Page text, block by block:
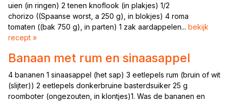
uien (in ringen) 2 tenen knoflook (in plakjes) 1/2
chorizo ((Spaanse worst, a 250 g), in blokjes) 4 roma
tomaten ((bak 750 g), in parten) 1 zak aardappelen... bekijk
recept »
Banaan met rum en sinaasappel
4 bananen 1 sinaasappel (het sap) 3 eetlepels rum (bruin of wit
(slijter)) 2 eetlepels donkerbruine basterdsuiker 25 g
roomboter (ongezouten, in klontjes)1. Was de bananen en